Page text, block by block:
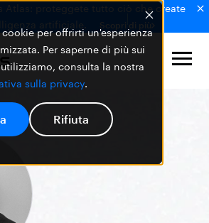
per offrirti un'esperienza
Per saperne di più sui
consulta la nostra
sulla privacy.
Rifiuta
Atlas: proteggete tutto ciò che create
artificiale.
Scopri di più